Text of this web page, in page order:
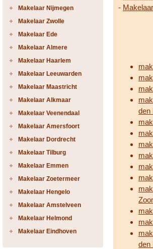
Makelaar Nijmegen
Makelaar Zwolle
Makelaar Ede
Makelaar Almere
Makelaar Haarlem
Makelaar Leeuwarden
Makelaar Maastricht
Makelaar Alkmaar
Makelaar Veenendaal
Makelaar Amersfoort
Makelaar Dordrecht
Makelaar Tilburg
Makelaar Emmen
Makelaar Zoetermeer
Makelaar Hengelo
Makelaar Amstelveen
Makelaar Helmond
Makelaar Eindhoven
-
den
den